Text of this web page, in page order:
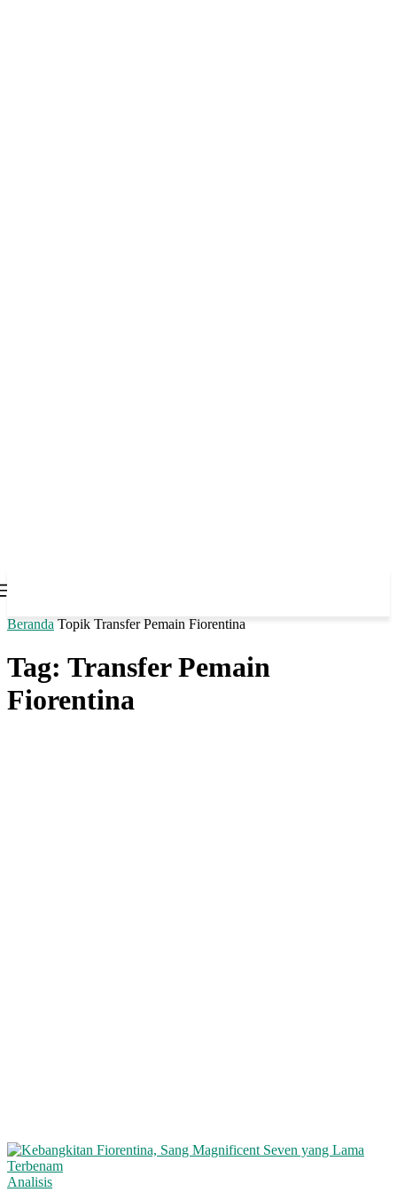
Beranda Topik Transfer Pemain Fiorentina
Tag: Transfer Pemain
Fiorentina
Analisis